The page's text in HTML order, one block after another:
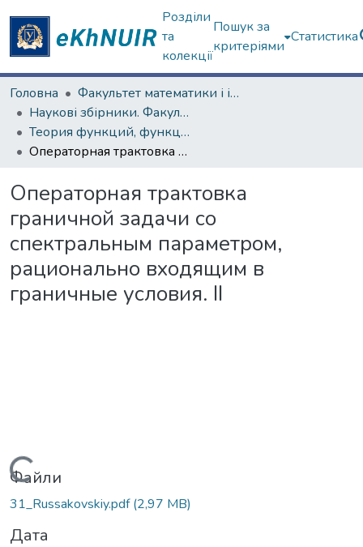
Розділи
та
колекції
Пошук за
критеріями
Статистика
Головна
Факультет математики і інформатики
Наукові збірники. Факультет математики і інформатики
Теория функций, функциональный анализ и их приложения (1965–1985 гг.)
Операторная трактовка граничной задачи со спектральным параметром, рационально входящим в граничные условия. II
Операторная трактовка
граничной задачи со
спектральным параметром,
рационально входящим в
граничные условия. II
Вантажиться...
Файли
31_Russakovskiy.pdf(2,97 MB)
Дата